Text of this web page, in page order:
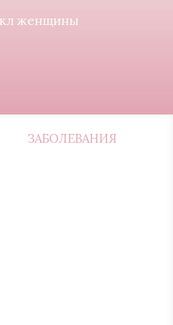
женщины
ЗАБОЛЕВАНИЯ